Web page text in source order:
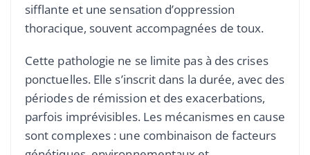
sifflante et une sensation d’oppression
thoracique, souvent accompagnées de toux.
Cette pathologie ne se limite pas à des crises
ponctuelles. Elle s’inscrit dans la durée, avec des
périodes de rémission et des exacerbations,
parfois imprévisibles. Les mécanismes en cause
sont complexes : une combinaison de facteurs